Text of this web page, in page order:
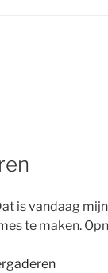
is vandaag
te maken.